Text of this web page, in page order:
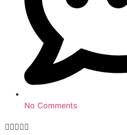
No Comments
